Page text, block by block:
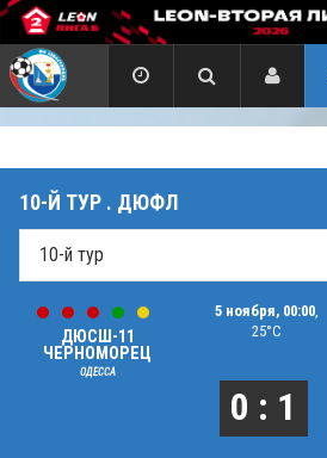
10-Й ТУР . ДЮФЛ
ДЮСШ-11
ЧЕРНОМОРЕЦ
ОДЕССА
5 ноября, 00:00
25°C
0 : 1